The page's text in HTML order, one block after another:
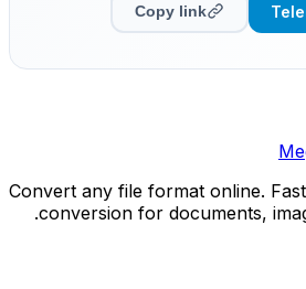
Copy link
Convert any file format online.
conversion for documents,